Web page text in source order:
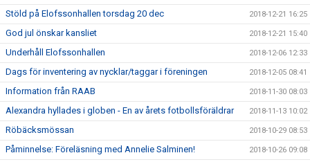
Stöld på Elofssonhallen torsdag 20 dec 2018-12-21 16:25
God jul önskar kansliet 2018-12-21 15:40
Underhåll Elofssonhallen 2018-12-06 12:33
Dags för inventering av nycklar/taggar i föreningen 2018-12-05 08:41
Information från RAAB 2018-11-30 08:03
Alexandra hyllades i globen - En av årets fotbollsföräldrar 2018-11-13 10:02
Röbäcksmössan 2018-10-29 08:53
Påminnelse: Föreläsning med Annelie Salminen! 2018-10-26 09:08